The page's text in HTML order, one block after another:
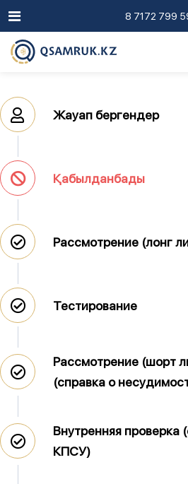
8 7172 799
Жауап бергендер
Қабылданбады
Рассмотрение (лонг
Тестирование
Рассмотрение (шорт
(справка о
Внутренняя проверка
КПСУ)